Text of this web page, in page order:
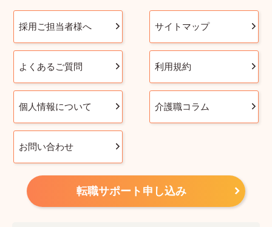
採用ご担当者様へ サイトマップ
よくあるご質問 利用規約
個人情報について 介護職コラム
お問い合わせ
転職サポート申し込み